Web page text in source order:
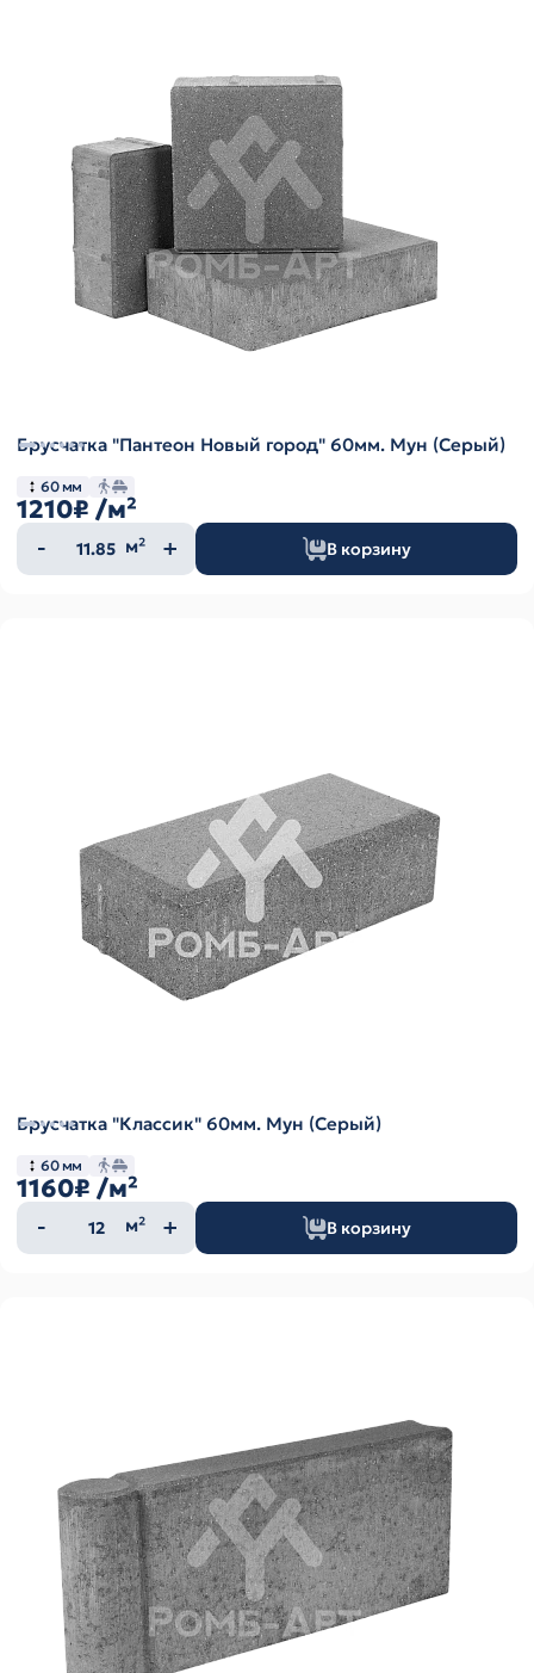
Брусчатка "Пантеон Новый город" 60мм. Мун (Серый)
60 мм
1210₽ /м²
Количество
товара
м² В корзину
Брусчатка "Классик" 60мм. Мун (Серый)
60 мм
1160₽ /м²
Количество
товара
м² В корзину